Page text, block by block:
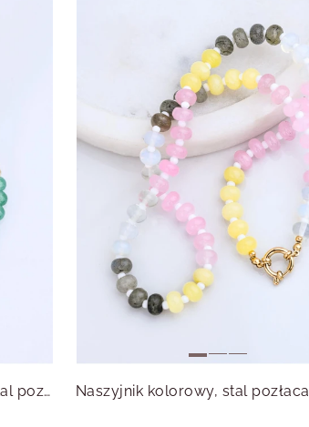
Naszyjnik perełka, Awenturyn, stal pozłacana S316180Z00